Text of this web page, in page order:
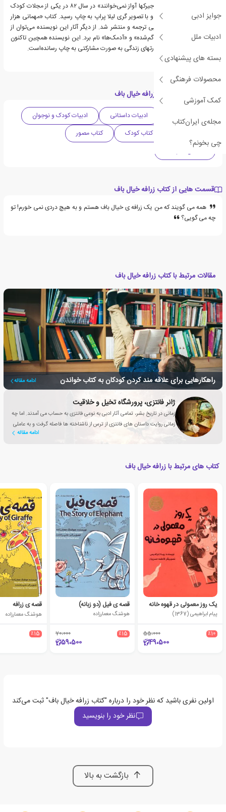
جوایز ادبی
ادبیات ملل
بسته های پیشنهادی
محصولات فرهنگی
کمک آموزشی
مجله‌ی ایران‌کتاب
چی بخونم؟
چاپ رسید. داستان «جیر جیرکها آواز نمی‌خوانند» در سال ۸۲ در یکی از مجلات کودک
نروژ به زبان نروژی ترجمه و با تصویر گری لیلا پراپ به چاپ رسید. کتاب «مهمانی هزار
پا» وی نیز به زبان ایتالیایی ترجمه و منتشر شد. از دیگر آثار این نویسنده می‌توان از
«پسرک مو فرفری»، «خط گم‌شده» و «آدمک‌ها» نام برد. این نویسنده همچین تاکنون
دسته بندی های کتاب زرافه خیال باف
ادبیات داستانی
ادبیات کودک و نوجوان
کتاب کودک
کتاب مصور
قسمت هایی از کتاب زرافه خیال باف
همه می گویند که من یک زرافه ی خیال باف هستم و به هیچ دردی نمی خورم! تو
چه می گویی؟
مقالات مرتبط با کتاب زرافه خیال باف
راهکارهایی برای علاقه مند کردن کودکان به کتاب خواندن ادامه مقاله
ژانر فانتزی، پرورشگاه تخیل و خلاقیت
زمانی در تاریخ بشر، تمامی آثار ادبی به نوعی فانتزی به حساب می آمدند. اما چه
زمانی روایت داستان های فانتزی از ترس از ناشناخته ها فاصله گرفت و به عاملی
ادامه مقاله
کتاب های مرتبط با زرافه خیال باف
یک روز معمولی در قهوه خانه
پیام ابراهیمی (1367)
٪10 55،000
49،500
قصه ی فیل (دو زبانه)
هوشنگ معمارزاده
٪15 70،000
59،500
قصه ی زرافه
هوشنگ معمارزاده
٪15
اولین نفری باشید که نظر خود را درباره "کتاب زرافه خیال باف" ثبت می‌کند
نظر خود را بنویسید
بازگشت به بالا